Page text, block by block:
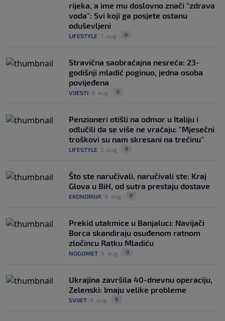
rijeka, a ime mu doslovno znači "zdrava
voda": Svi koji ga posjete ostanu
oduševljeni
LIFESTYLE 7. aug. 0
Stravična saobraćajna nesreća: 23-
godišnji mladić poginuo, jedna osoba
povijeđena
VIJESTI 9. aug. 0
Penzioneri otišli na odmor u Italiju i
odlučili da se više ne vraćaju: "Mjesečni
troškovi su nam skresani na trećinu"
LIFESTYLE 5. aug. 0
Što ste naručivali, naručivali ste: Kraj
Glova u BiH, od sutra prestaju dostave
EKONOMIJA 9. aug. 0
Prekid utakmice u Banjaluci: Navijači
Borca skandiraju osuđenom ratnom
zločincu Ratku Mladiću
NOGOMET 9. aug. 0
Ukrajina završila 40-dnevnu operaciju,
Zelenski: Imaju velike probleme
SVIJET 9. aug. 0